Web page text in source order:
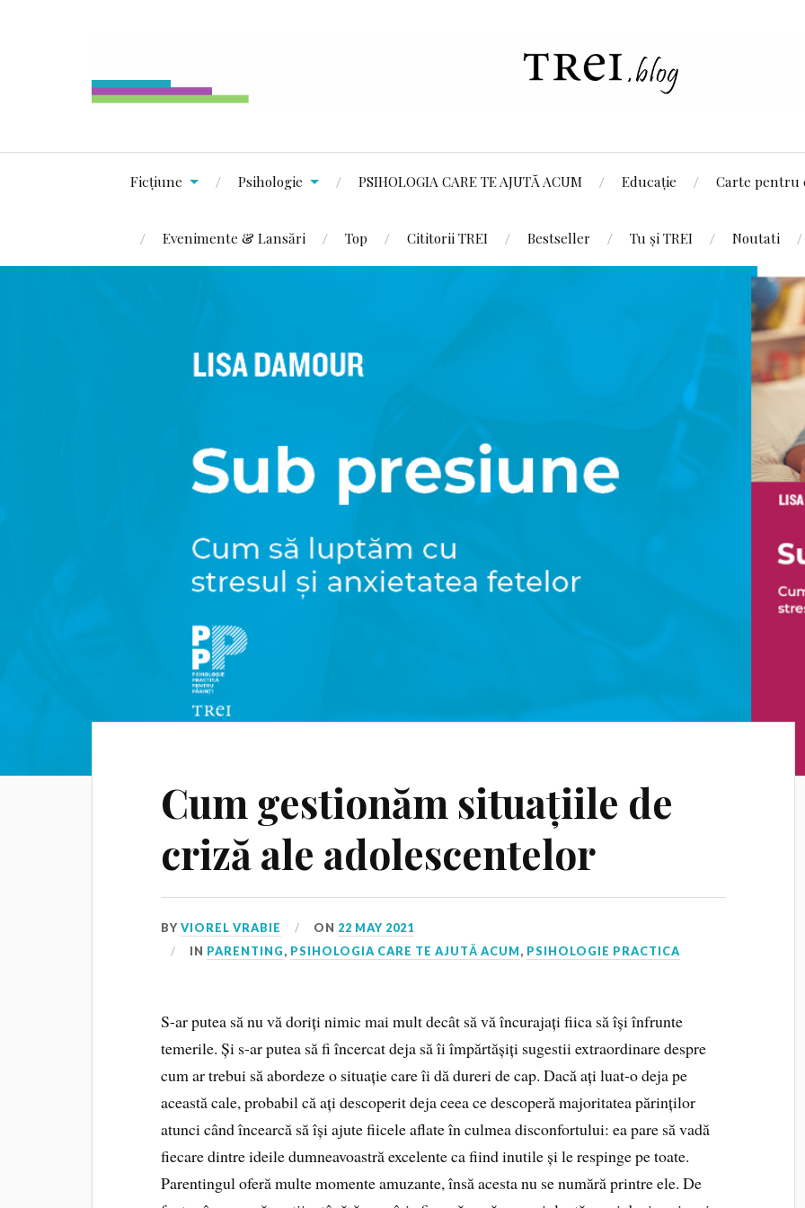
Ficțiune Psihologie PSIHOLOGIA CARE TE AJUTĂ ACUM Educație Carte pentru
Evenimente & Lansări Top Cititorii TREI Bestseller Tu și TREI Noutati
Cum gestionăm situațiile de
criză ale adolescentelor
BYVIOREL VRABIE ON 22 MAY 2021
IN PARENTING, PSIHOLOGIA CARE TE AJUTĂ ACUM, PSIHOLOGIE PRACTICA
S-ar putea să nu vă doriți nimic mai mult decât să vă încurajați fiica să își înfrunte
temerile. Și s-ar putea să fi încercat deja să îi împărtășiți sugestii extraordinare despre
cum ar trebui să abordeze o situație care îi dă dureri de cap. Dacă ați luat-o deja pe
această cale, probabil că ați descoperit deja ceea ce descoperă majoritatea părinților
atunci când încearcă să își ajute fiicele aflate în culmea disconfortului: ea pare să vadă
fiecare dintre ideile dumneavoastră excelente ca fiind inutile și le respinge pe toate.
Parentingul oferă multe momente amuzante, însă acesta nu se numără printre ele. De